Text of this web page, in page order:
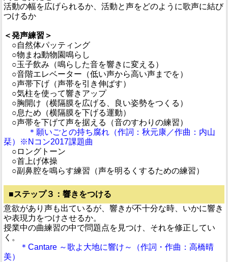
活動の幅を広げられるか、活動と声をどのように歌声に結び
つけるか
＜発声練習＞
○自然体パッティング
○物まね動物園鳴らし
○玉子飲み（鳴らした音を響きに変える）
○音階エレベーター（低い声から高い声までを）
○声帯下げ（声帯を引き伸ばす）
○気柱を使って響きアップ
○胸開け（横隔膜を広げる、良い姿勢をつくる）
○息ため（横隔膜を下げる運動）
○声帯を下げて声を据える（音のすわりの練習）
＊願いごとの持ち腐れ（作詞：秋元康／作曲：内山
栞）※Nコン2017課題曲
○ロングトーン
○首上げ体操
○副鼻腔を鳴らす練習（声を明るくするための練習）
■ステップ３：響きをつける
意欲があり声も出ているが、響きが不十分な時、いかに響き
や表現力をつけさせるか。
授業中の曲練習の中で問題点を見つけ、それを修正してい
く。
＊Cantare ～歌よ大地に響け～（作詞・作曲：高橋晴
美）